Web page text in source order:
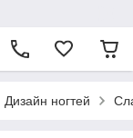
Дизайн ногтей